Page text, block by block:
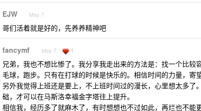
EJW May 7
哥们活着就是好的，先养养精神吧
fancymf May 7 1
兄弟，我也不想比惨了。我分享我走出来的方法是：找一个比
毛球，跑步。只有在打球的时候是快乐的。相信时间的力量，寄
另外我觉得上班还是要上，不上班时间过的漫长，心里想太多
础，才可以在马斯洛幸福金字塔往上提升。
相信我，经历多了就麻木了，有时想想也不过如此，再烂也不能